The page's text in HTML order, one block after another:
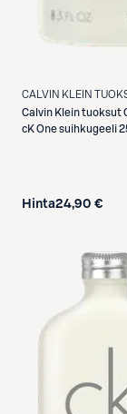
CALVIN KLEIN
Calvin Klein tuoksut
cK One suihkugeeli
Hinta24,90 €